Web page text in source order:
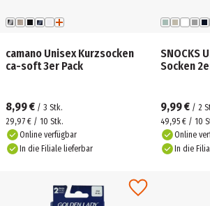
camano Unisex Kurzsocken
ca-soft 3er Pack
8,99 € / 3 Stk.
29,97 € / 10 Stk.
Online verfügbar
In die Filiale lieferbar
SNOCKS
Socken
9,99 € / 2
49,95 € / 10
Online
In die